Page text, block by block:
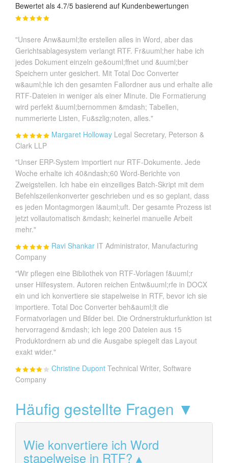
Bewertet als 4.7/5 basierend auf Kundenbewertungen
"Unsere Anw&auml;lte erstellen alles in Word, aber das
Gerichtsablagesystem verlangt RTF. Fr&uuml;her habe ich
jedes Dokument einzeln ge&ouml;ffnet und &uuml;ber
Speichern unter gesichert. Mit Total Doc Converter
w&auml;hle ich den gesamten Fallordner aus und erhalte alle
RTF-Dateien in weniger als einer Minute. Die Formatierung
wird perfekt &uuml;bernommen &mdash; Tabellen,
nummerierte Listen, Fu&szlig;noten, alles."
Margaret Holloway Legal Secretary, Peterson &
Clark LLP
"Unser ERP-System importiert nur RTF-Dokumente. Jede
Woche erhalte ich 40&ndash;60 Word-Berichte von
Zweigstellen. Ich habe ein einzeiliges Batch-Skript mit dem
Befehlszeilenkonverter geschrieben und es so geplant, dass
es jeden Montagmorgen l&auml;uft. Der gesamte Prozess ist
jetzt vollautomatisch &mdash; keinerlei manuelle Arbeit
mehr."
Ravi Shankar IT Administrator, Manufacturing
Company
"Wir pflegen eine Bibliothek von RTF-Vorlagen f&uuml;r
unser Hilfesystem. Autoren reichen Entw&uuml;rfe in DOCX
ein und ich konvertiere sie stapelweise in RTF, bevor ich sie
importiere. Total Doc Converter beh&auml;lt die
Formatvorlagen und Bilder bei. Die Ordnerstrukturfunktion ist
hervorragend &mdash; ich lege 200 Dateien aus 15
Produktordnern ab und die Ausgabe spiegelt das Layout
exakt wider."
Christine Dupont Technical Writer, Software
Company
Häufig gestellte Fragen ▼
Wie konvertiere ich Word
stapelweise in RTF?